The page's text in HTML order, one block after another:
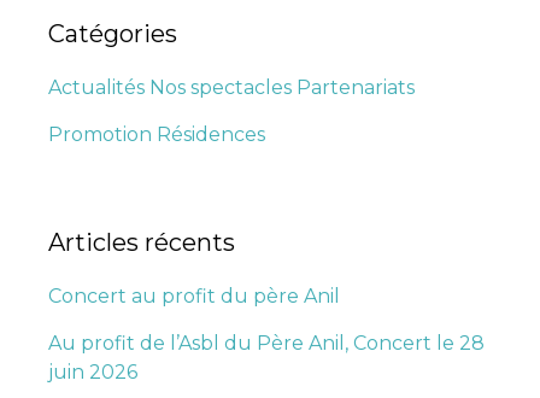
Catégories
Actualités Nos spectacles Partenariats
Promotion Résidences
Articles récents
Concert au profit du père Anil
Au profit de l’Asbl du Père Anil, Concert le 28
juin 2026